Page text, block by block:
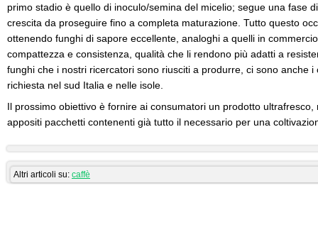
primo stadio è quello di inoculo/semina del micelio; segue una fase
crescita da proseguire fino a completa maturazione. Tutto questo
ottenendo funghi di sapore eccellente, analoghi a quelli in
compattezza e consistenza, qualità che li rendono più adatti a
funghi che i nostri ricercatori sono riusciti a produrre, ci sono anche
richiesta nel sud Italia e nelle isole.
Il prossimo obiettivo è fornire ai consumatori un prodotto
appositi pacchetti contenenti già tutto il necessario per una
Altri articoli su: caffè